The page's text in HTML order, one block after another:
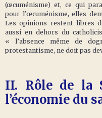
(œcuménisme) et, ce qui
pour l’œcuménisme, elles
Les opinions restent libres
aussi en dehors du
« l’absence même de
protestantisme, ne doit pas
II. Rôle de la
l’économie du